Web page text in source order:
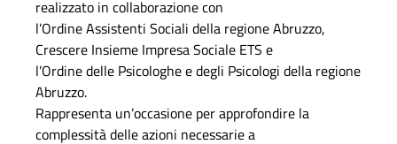
realizzato in collaborazione con
l’Ordine Assistenti Sociali della regione Abruzzo,
Crescere Insieme Impresa Sociale ETS e
l’Ordine delle Psicologhe e degli Psicologi della regione
Abruzzo.
Rappresenta un’occasione per approfondire la
complessità delle azioni necessarie a